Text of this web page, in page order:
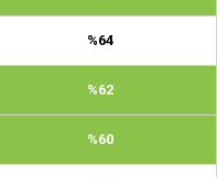
%64
%62
%60